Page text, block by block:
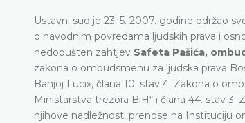
Ustavni sud je 23. 5. 2007. godine održao
o navodnim povredama ljudskih prava i
nedopušten zahtjev Safeta Pašića,
zakona o ombudsmenu za ljudska prava
Banjoj Luci», člana 10. stav 4. Zakona o
Ministarstva trezora BiH“ i člana 44. stav
njihove nadležnosti prenose na Instituciju